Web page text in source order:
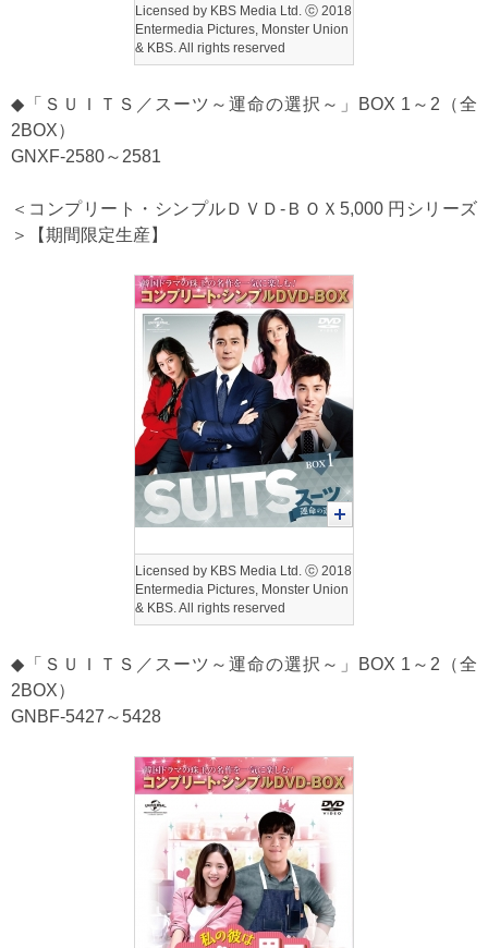
Licensed by KBS Media Ltd. ⓒ 2018
Entermedia Pictures, Monster Union
& KBS. All rights reserved
◆「ＳＵＩＴＳ／スーツ～運命の選択～」BOX 1～2（全
2BOX）
GNXF-2580～2581
＜コンプリート・シンプルＤＶＤ‐ＢＯＸ5,000 円シリーズ
＞【期間限定生産】
Licensed by KBS Media Ltd. ⓒ 2018
Entermedia Pictures, Monster Union
& KBS. All rights reserved
◆「ＳＵＩＴＳ／スーツ～運命の選択～」BOX 1～2（全
2BOX）
GNBF-5427～5428